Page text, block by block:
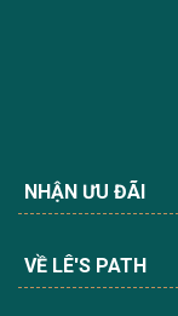
NHẬN ƯU ĐÃI
VỀ LÊ'S PATH